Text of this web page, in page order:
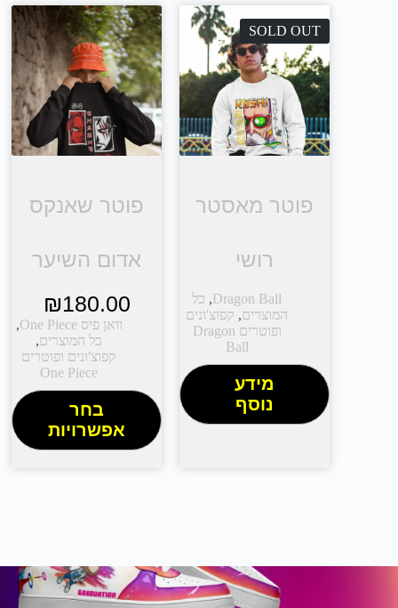
SOLD OUT
פוטר מאסטר
רושי
Dragon Ball
, כל
המוצרים, קפוצ'ונים
ופוטרים Dragon
Ball
מידע
נוסף
פוטר שאנקס
אדום השיער
₪180.00
וואן פיס One Piece
,
כל המוצרים,
קפוצ'ונים ופוטרים
One Piece
בחר
אפשרויות